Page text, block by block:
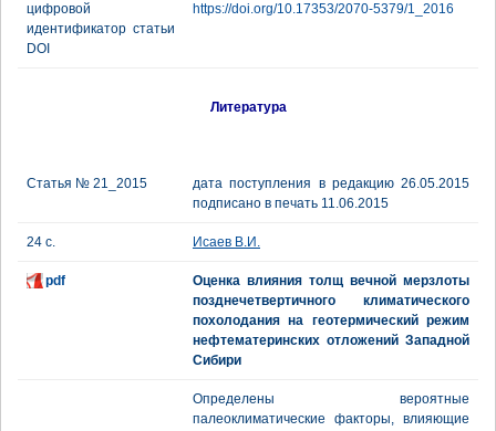
цифровой
идентификатор статьи
DOI
https://doi.org/10.17353/2070-5379/1_2016
Литература
Статья № 21_2015
дата поступления в редакцию 26.05.2015
подписано в печать 11.06.2015
24 с. Исаев В.И.
pdf
Оценка влияния толщ вечной мерзлоты
позднечетвертичного климатического
похолодания на геотермический режим
нефтематеринских отложений Западной
Сибири
Определены вероятные
палеоклиматические факторы, влияющие